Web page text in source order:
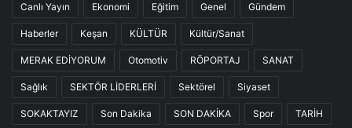
Canlı Yayın Ekonomi Eğitim Genel Gündem
Haberler Keşan KÜLTÜR Kültür/Sanat
MERAK EDİYORUM Otomotiv RÖPORTAJ SANAT
Sağlık SEKTÖR LİDERLERİ Sektörel Siyaset
SOKAKTAYIZ Son Dakika SON DAKİKA Spor TARİH